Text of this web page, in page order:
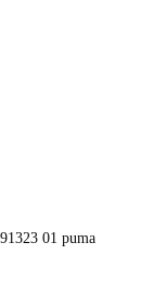
01 puma